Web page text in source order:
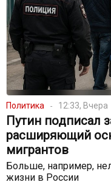
Политика 12:33, Вчера
Путин подписал
расширяющий
мигрантов
Больше, например,
жизни в России